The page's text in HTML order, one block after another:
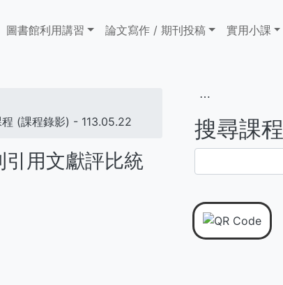
​​​​​圖書館​​​​​​​利用講習 論文寫作 / 期刊投稿 實用小課
(課程錄影) - 113.05.22
用文獻評比統
⋯
搜尋課程
尋